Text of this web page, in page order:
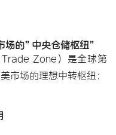
的”中央仓储枢纽”
Zone）是全球第
市场的理想中转枢纽：